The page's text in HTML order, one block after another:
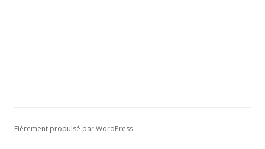
Fièrement propulsé par WordPress